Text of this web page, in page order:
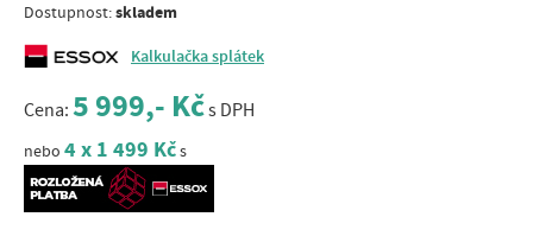
Dostupnost:skladem
Kalkulačka splátek
Cena: 5 999,- Kčs DPH
nebo 4 x 1 499 Kčs